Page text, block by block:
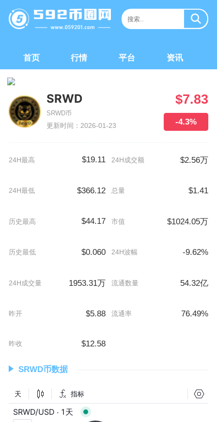
首页 行情 平台 资讯
SRWD
SRWD币
更新时间：2026-01-23
$7.83
-4.3%
24H最高 $19.11 24H成交额 $2.56万
24H最低 $366.12 总量 $1.41
历史最高 $44.17 市值 $1024.05万
历史最低 $0.060 24H波幅 -9.62%
24H成交量 1953.31万 流通数量 54.32亿
昨开 $5.88 流通率 76.49%
昨收 $12.58
SRWD币数据